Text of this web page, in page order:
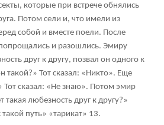
которые при встрече обнялись
Потом сели и, что имели из
собой и вместе поели. После
и разошлись. Эмиру
друг к другу, позвал он одного к
такой?» Тот сказал: «Никто». Еще
Тот сказал: «Не знаю». Потом эмир
такая любезность друг к другу?»
путь» «тарикат» 13.